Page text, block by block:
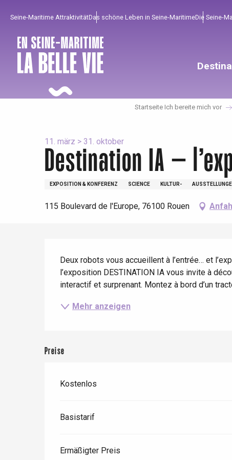
principal
Seine-Maritime AttraktivitätDas schöne Leben in Seine-MaritimeDie Seine-
Wenn es regnet
Mit den Kindern
Restaurants mit
Aussicht
Fahrradaufenthalte
Startseite Ich bereite mich vor
11. märz > 31. oktober
Destination IA –
EXPOSITION & KONFERENZ SCIENCE KULTUR-
115 Boulevard de l'Europe, 76100 Rouen
Deux robots vous accueillent à l’entrée… et
l’exposition DESTINATION IA vous invite à
interactif et surprenant. Montez à bord d’un
Mehr anzeigen
Preise
Kostenlos
Basistarif
Ermäßigter Preis